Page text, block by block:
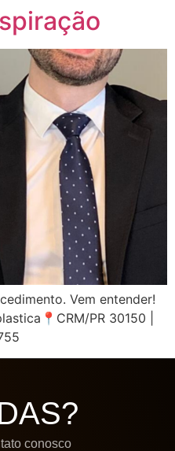
Vem entender!
PR 30150 |
conosco